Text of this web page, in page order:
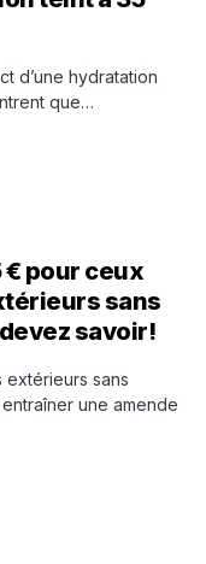
d’une hydratation
que…
pour ceux
sans
savoir!
extérieurs sans
une amende